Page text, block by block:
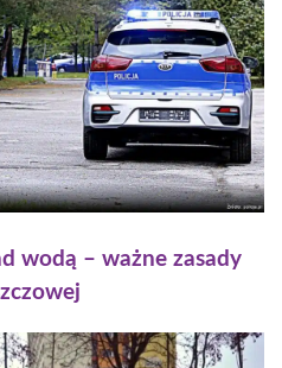
wodą – ważne zasady